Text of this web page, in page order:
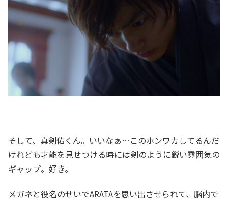
そして、真剣佑くん。いいなぁ…このホンワカしてるんだ
けれども才能を見せつける時には剣のように鋭い雰囲気の
ギャップ。好き。
メガネと役名のせいでARATAを思い出させられて、脳内で